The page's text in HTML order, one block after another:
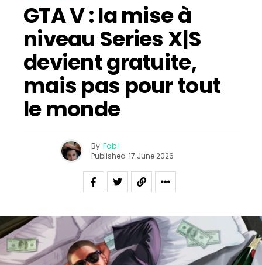
GTA V : la mise à
niveau Series X|S
devient gratuite,
mais pas pour tout
le monde
By Fab !
Published 17 June 2026